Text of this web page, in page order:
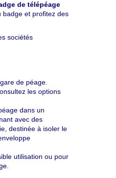
250 € sur un
de télépéage
badge et profitez des
sociétés
de péage.
les options
dans un
avec des
destinée à isoler le
utilisation ou pour